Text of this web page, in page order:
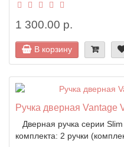
1 300.00 р.
В корзину
Ручка дверная Vantage
Дверная ручка серии
комплекта: 2 ручки